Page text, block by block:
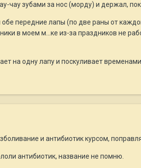
чау зубами за нос (морду) и держал,
обе передние лапы (по две раны от
в моем м...ке из-за праздников не
на одну лапу и поскуливает
и антибиотик курсом,
антибиотик, название не помню.